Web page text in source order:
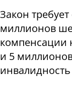
Закон
миллионов
компенсации
и 5